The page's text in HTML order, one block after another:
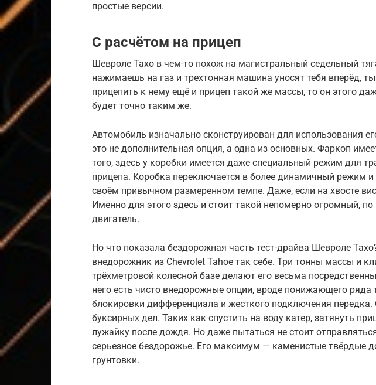
простые версии.
С расчётом на прицеп
Шевроле Тахо в чем-то похож на магистральный седельный
нажимаешь на газ и трехтонная машина уносят тебя вперёд,
прицепить к нему ещё и прицеп такой же массы, то он этого
будет точно таким же.
Автомобиль изначально сконструирован для использования
это не дополнительная опция, а одна из основных. Фаркоп
того, здесь у коробки имеется даже специальный режим для
прицепа. Коробка переключается в более динамичный режим и
своём привычном размеренном темпе. Даже, если на хвосте
Именно для этого здесь и стоит такой непомерно огромный,
двигатель.
Но что показала бездорожная часть тест-драйва Шевроле
внедорожник из Chevrolet Tahoe так себе. Три тонны массы и
трёхметровой колесной базе делают его весьма
него есть чисто внедорожные опции, вроде понижающего ряда
блокировки дифференциала и жесткого подключения
буксирных дел. Таких как спустить на воду катер, затянуть
лужайку после дождя. Но даже пытаться не стоит
серьезное бездорожье. Его максимум — каменистые твёрдые
грунтовки.